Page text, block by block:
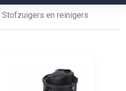
Stofzuigers en reinigers